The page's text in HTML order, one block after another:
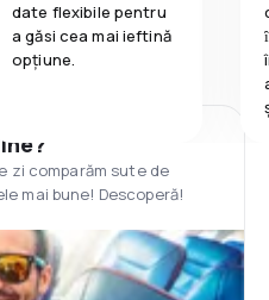
date flexibile pentru
a găsi cea mai ieftină
opțiune.
zi comparăm sute de
mai bune! Descoperă!